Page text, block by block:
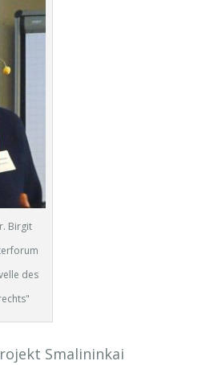
Birgit
des
Smalininkai